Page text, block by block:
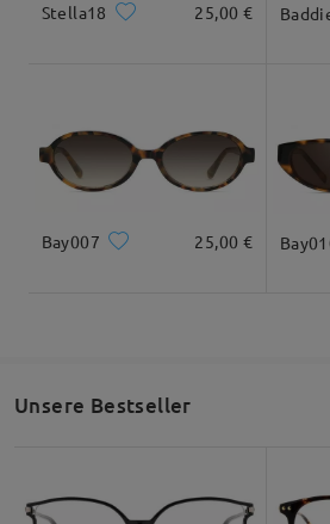
Stella18 25,00 €
Bay007 25,00 €
Unsere Bestseller